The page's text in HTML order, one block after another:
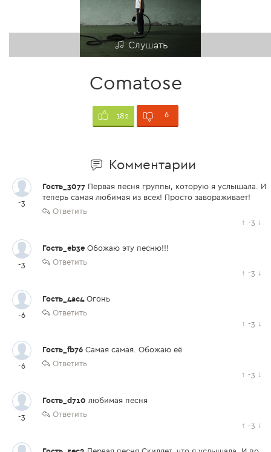
Слушать
Comatose
182 6
Комментарии
-3
Гость_3077 Первая песня группы, которую я услышала. И
теперь самая любимая из всех! Просто завораживает!
Ответить
↑ -3 ↓
-3
Гость_eb3e Обожаю эту песню!!!
Ответить
↑ -3 ↓
-6
Гость_4ac4Огонь
Ответить
↑ -3 ↓
-6
Гость_fb76 Cамая самая. Обожаю её
Ответить
↑ -3 ↓
-3
Гость_d710 любимая песня
Ответить
↑ -3 ↓